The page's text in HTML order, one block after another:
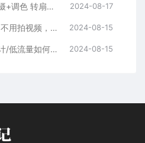
剪辑技巧速成课，高清拍摄+调色 转扇子，建筑-抠图精通，新手秒变剪辑专家 2024-08-17
视频号/直播涨粉-第2期，不用拍视频，不用卖货，在直播间做菜，就可以搞钱 2024-08-15
直播实操运营课：话术设计/低流量如何提升/话术框架/全场燃爆/非常干货 2024-08-15